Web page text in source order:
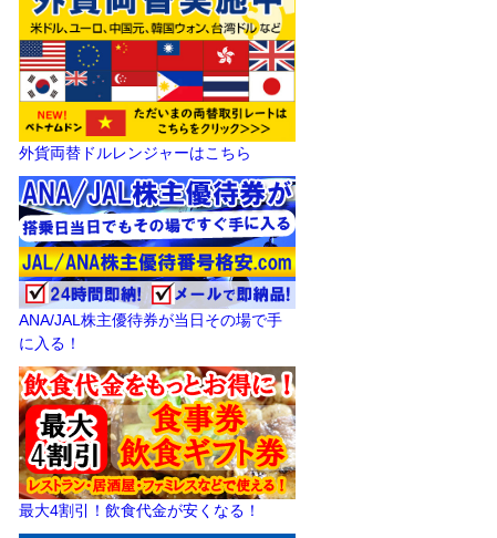
外貨両替ドルレンジャーはこちら
ANA/JAL株主優待券が当日その場で手
に入る！
最大4割引！飲食代金が安くなる！